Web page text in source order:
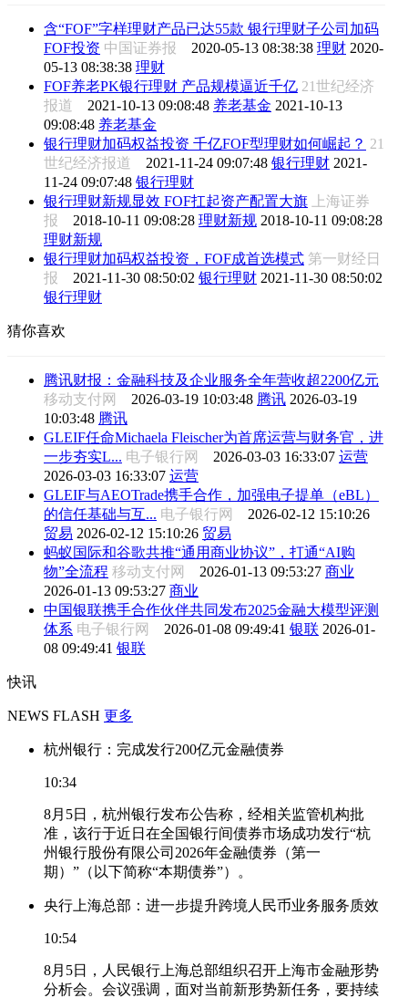
含“FOF”字样理财产品已达55款 银行理财子公司加码
FOF投资 中国证券报 2020-05-13 08:38:38 理财 2020-
05-13 08:38:38 理财
FOF养老PK银行理财 产品规模逼近千亿 21世纪经济
报道 2021-10-13 09:08:48 养老基金 2021-10-13
09:08:48 养老基金
银行理财加码权益投资 千亿FOF型理财如何崛起？ 21
世纪经济报道 2021-11-24 09:07:48 银行理财 2021-
11-24 09:07:48 银行理财
银行理财新规显效 FOF扛起资产配置大旗
上海证券
报 2018-10-11 09:08:28 理财新规 2018-10-11 09:08:28
理财新规
银行理财加码权益投资，FOF成首选模式 第一财经日
报 2021-11-30 08:50:02 银行理财 2021-11-30 08:50:02
银行理财
猜你喜欢
腾讯财报：金融科技及企业服务全年营收超2200亿元
移动支付网 2026-03-19 10:03:48 腾讯 2026-03-19
10:03:48 腾讯
GLEIF任命Michaela Fleischer为首席运营与财务官，进
一步夯实L... 电子银行网 2026-03-03 16:33:07 运营
2026-03-03 16:33:07 运营
GLEIF与AEOTrade携手合作，加强电子提单（eBL）
的信任基础与互... 电子银行网 2026-02-12 15:10:26
贸易 2026-02-12 15:10:26 贸易
蚂蚁国际和谷歌共推“通用商业协议”，打通“AI购
物”全流程 移动支付网 2026-01-13 09:53:27 商业
2026-01-13 09:53:27 商业
中国银联携手合作伙伴共同发布2025金融大模型评测
体系 电子银行网 2026-01-08 09:49:41 银联 2026-01-
08 09:49:41 银联
快讯
NEWS FLASH 更多
杭州银行：完成发行200亿元金融债券
10:34
8月5日，杭州银行发布公告称，经相关监管机构批
准，该行于近日在全国银行间债券市场成功发行“杭
州银行股份有限公司2026年金融债券（第一
期）”（以下简称“本期债券”）。
央行上海总部：进一步提升跨境人民币业务服务质效
10:54
8月5日，人民银行上海总部组织召开上海市金融形势
分析会。会议强调，面对当前新形势新任务，要持续